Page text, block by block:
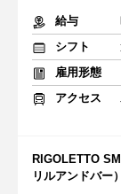
給与
シフト
雇用形態
アクセス
RIGOLETTO
リルアンドバー